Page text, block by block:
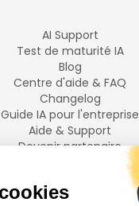
AI Support
Test de maturité IA
Blog
Centre d'aide & FAQ
Changelog
Guide IA pour l'entreprise
Aide & Support
Devenir partenaire
LANGUES